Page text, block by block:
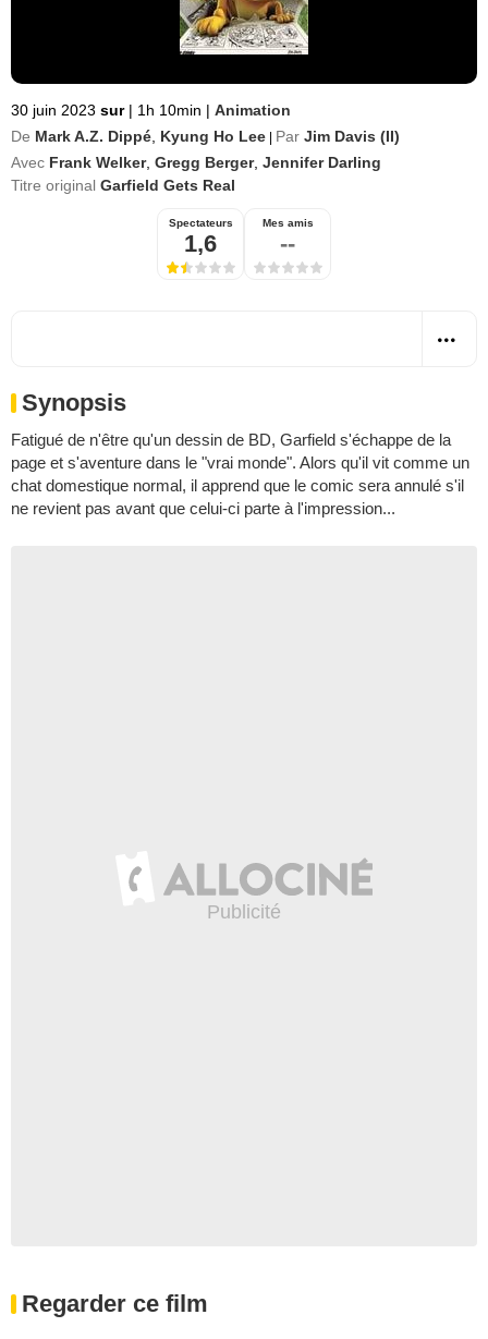
30 juin 2023 sur | 1h 10min | Animation
De Mark A.Z. Dippé Kyung Ho Lee Par Jim Davis (II)
Avec Frank Welker, Gregg Berger, Jennifer Darling
Titre original Garfield Gets Real
Spectateurs
1,6
Mes amis
--
Synopsis
Fatigué de n'être qu'un dessin de BD, Garfield s'échappe de la
page et s'aventure dans le "vrai monde". Alors qu'il vit comme un
chat domestique normal, il apprend que le comic sera annulé s'il
ne revient pas avant que celui-ci parte à l'impression...
Regarder ce film